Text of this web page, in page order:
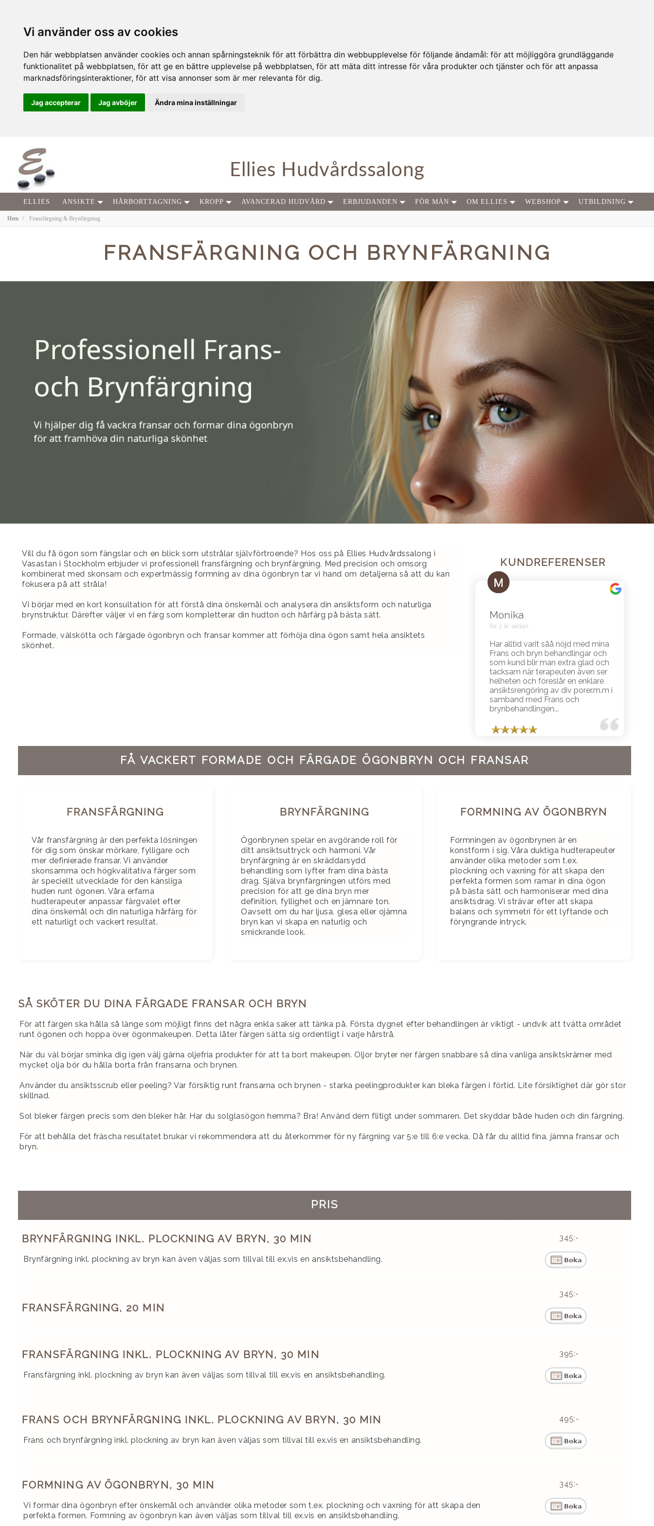
Vi använder oss av cookies
Den här webbplatsen använder cookies och annan spårningsteknik för att förbättra din webbupplevelse för följande ändamål: för att möjliggöra grundläggande
funktionalitet på webbplatsen, för att ge en bättre upplevelse på webbplatsen, för att mäta ditt intresse för våra produkter och tjänster och för att anpassa
marknadsföringsinteraktioner, för att visa annonser som är mer relevanta för dig.
Jag accepterar Jag avböjer Ändra mina inställningar
Ellies Hudvårdssalong
ELLIES ANSIKTE HÅRBORTTAGNING KROPP AVANCERAD HUDVÅRD ERBJUDANDEN FÖR MÄN OM ELLIES WEBSHOP UTBILDNING
Hem Fransfärgning & Brynfärgning
FRANSFÄRGNING OCH BRYNFÄRGNING
Vill du få ögon som fängslar och en blick som utstrålar självförtroende? Hos oss på Ellies Hudvårdssalong i
Vasastan i Stockholm erbjuder vi professionell fransfärgning och brynfärgning. Med precision och omsorg
kombinerat med skonsam och expertmässig formning av dina ögonbryn tar vi hand om detaljerna så att du kan
fokusera på att stråla!
Vi börjar med en kort konsultation för att förstå dina önskemål och analysera din ansiktsform och naturliga
brynstruktur. Därefter väljer vi en färg som kompletterar din hudton och hårfärg på bästa sätt.
Formade, välskötta och färgade ögonbryn och fransar kommer att förhöja dina ögon samt hela ansiktets
skönhet.
KUNDREFERENSER
Monika
för 2 år sedan
Har alltid varit såå nöjd med mina
Frans och bryn behandlingar och
som kund blir man extra glad och
tacksam när terapeuten även ser
helheten och föreslår en enklare
ansiktsrengöring av div porer.m.m i
samband med Frans och
brynbehandlingen...
FÅ VACKERT FORMADE OCH FÄRGADE ÖGONBRYN OCH FRANSAR
FRANSFÄRGNING
Vår fransfärgning är den perfekta lösningen
för dig som önskar mörkare, fylligare och
mer definierade fransar. Vi använder
skonsamma och högkvalitativa färger som
är speciellt utvecklade för den känsliga
huden runt ögonen. Våra erfarna
hudterapeuter anpassar färgvalet efter
dina önskemål och din naturliga hårfärg för
ett naturligt och vackert resultat.
BRYNFÄRGNING
Ögonbrynen spelar en avgörande roll för
ditt ansiktsuttryck och harmoni. Vår
brynfärgning är en skräddarsydd
behandling som lyfter fram dina bästa
drag. Själva brynfärgningen utförs med
precision för att ge dina bryn mer
definition, fyllighet och en jämnare ton.
Oavsett om du har ljusa, glesa eller ojämna
bryn kan vi skapa en naturlig och
smickrande look.
FORMNING AV ÖGONBRYN
Formningen av ögonbrynen är en
konstform i sig. Våra duktiga hudterapeuter
använder olika metoder som t.ex.
plockning och vaxning för att skapa den
perfekta formen som ramar in dina ögon
på bästa sätt och harmoniserar med dina
ansiktsdrag. Vi strävar efter att skapa
balans och symmetri för ett lyftande och
föryngrande intryck.
SÅ SKÖTER DU DINA FÄRGADE FRANSAR OCH BRYN
För att färgen ska hålla så länge som möjligt finns det några enkla saker att tänka på. Första dygnet efter behandlingen är viktigt - undvik att tvätta området
runt ögonen och hoppa över ögonmakeupen. Detta låter färgen sätta sig ordentligt i varje hårstrå.
När du väl börjar sminka dig igen välj gärna oljefria produkter för att ta bort makeupen. Oljor bryter ner färgen snabbare så dina vanliga ansiktskrämer med
mycket olja bör du hålla borta från fransarna och brynen.
Använder du ansiktsscrub eller peeling? Var försiktig runt fransarna och brynen - starka peelingprodukter kan bleka färgen i förtid. Lite försiktighet där gör stor
skillnad.
Sol bleker färgen precis som den bleker hår. Har du solglasögon hemma? Bra! Använd dem flitigt under sommaren. Det skyddar både huden och din färgning.
För att behålla det fräscha resultatet brukar vi rekommendera att du återkommer för ny färgning var 5:e till 6:e vecka. Då får du alltid fina, jämna fransar och
bryn.
PRIS
BRYNFÄRGNING INKL. PLOCKNING AV BRYN, 30 MIN
Brynfärgning inkl. plockning av bryn kan även väljas som tillval till ex.vis en ansiktsbehandling.
345:-
FRANSFÄRGNING, 20 MIN
345:-
FRANSFÄRGNING INKL. PLOCKNING AV BRYN, 30 MIN
Fransfärgning inkl. plockning av bryn kan även väljas som tillval till ex.vis en ansiktsbehandling.
395:-
FRANS OCH BRYNFÄRGNING INKL. PLOCKNING AV BRYN, 30 MIN
Frans och brynfärgning inkl. plockning av bryn kan även väljas som tillval till ex.vis en ansiktsbehandling.
495:-
FORMNING AV ÖGONBRYN, 30 MIN
Vi formar dina ögonbryn efter önskemål och använder olika metoder som t.ex. plockning och vaxning för att skapa den
perfekta formen. Formning av ögonbryn kan även väljas som tillval till ex.vis en ansiktsbehandling.
345:-